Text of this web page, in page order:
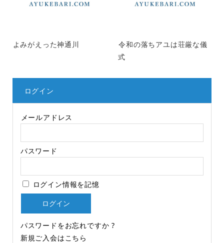
よみがえった神通川
令和の落ちアユは荘厳な儀
式
ログイン
メールアドレス
パスワード
ログイン情報を記憶
パスワードをお忘れですか ?
新規ご入会はこちら